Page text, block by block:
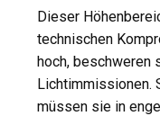
Dieser
technischen
hoch, beschweren
Lichtimmissionen.
müssen sie in